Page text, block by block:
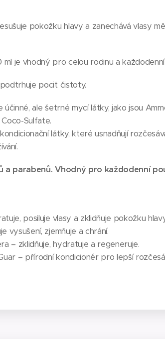
pokožku hlavy a zanechává vlasy
je vhodný pro celou rodinu a
pocit čistoty.
účinné, ale šetrné mycí látky, jako jsou
Sulfate.
látky, které usnadňují
a parabenů. Vhodný pro každodenní
posiluje vlasy a zklidňuje pokožku
vysušení, zjemňuje a chrání.
– zklidňuje, hydratuje a regeneruje.
– přírodní kondicionér pro lepší